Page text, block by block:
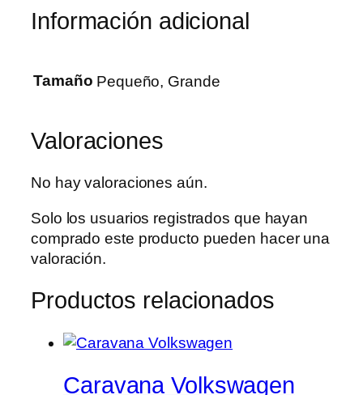
Información adicional
Tamaño Pequeño, Grande
Valoraciones
No hay valoraciones aún.
Solo los usuarios registrados que hayan
comprado este producto pueden hacer una
valoración.
Productos relacionados
Caravana Volkswagen